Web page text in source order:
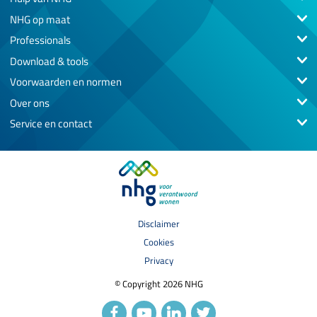
NHG op maat
Professionals
Download & tools
Voorwaarden en normen
Over ons
Service en contact
© Copyright 2026 NHG
Disclaimer
Cookies
Privacy